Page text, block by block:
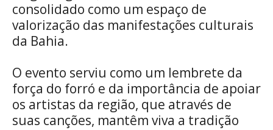
consolidado como um espaço de
valorização das manifestações culturais
da Bahia.
O evento serviu como um lembrete da
força do forró e da importância de apoiar
os artistas da região, que através de
suas canções, mantêm viva a tradição